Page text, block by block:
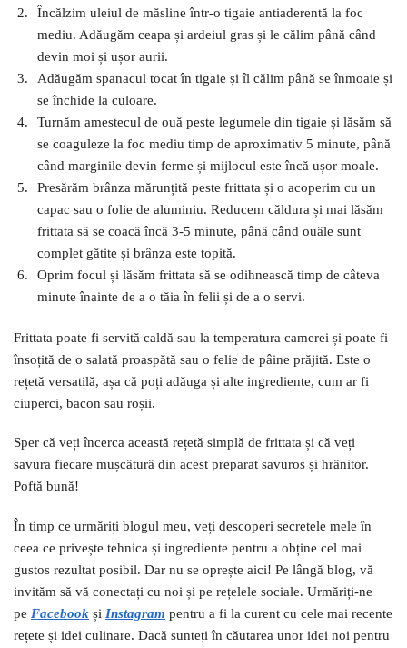
Încălzim uleiul de măsline într-o tigaie antiaderentă la foc
mediu. Adăugăm ceapa și ardeiul gras și le călim până când
devin moi și ușor aurii.
Adăugăm spanacul tocat în tigaie și îl călim până se înmoaie și
se închide la culoare.
Turnăm amestecul de ouă peste legumele din tigaie și lăsăm să
se coaguleze la foc mediu timp de aproximativ 5 minute, până
când marginile devin ferme și mijlocul este încă ușor moale.
Presărăm brânza mărunțită peste frittata și o acoperim cu un
capac sau o folie de aluminiu. Reducem căldura și mai lăsăm
frittata să se coacă încă 3-5 minute, până când ouăle sunt
complet gătite și brânza este topită.
Oprim focul și lăsăm frittata să se odihnească timp de câteva
minute înainte de a o tăia în felii și de a o servi.
Frittata poate fi servită caldă sau la temperatura camerei și poate fi
însoțită de o salată proaspătă sau o felie de pâine prăjită. Este o
rețetă versatilă, așa că poți adăuga și alte ingrediente, cum ar fi
ciuperci, bacon sau roșii.
Sper că veți încerca această rețetă simplă de frittata și că veți
savura fiecare mușcătură din acest preparat savuros și hrănitor.
Poftă bună!
În timp ce urmăriți blogul meu, veți descoperi secretele mele în
ceea ce privește tehnica și ingrediente pentru a obține cel mai
gustos rezultat posibil. Dar nu se oprește aici! Pe lângă blog, vă
invităm să vă conectați cu noi și pe rețelele sociale. Urmăriți-ne
pe Facebook și Instagram pentru a fi la curent cu cele mai recente
rețete și idei culinare. Dacă sunteți în căutarea unor idei noi pentru